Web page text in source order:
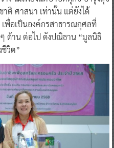
าติ ศาสนา เท่านั้น แต่ยังได้
อเป็นองค์กรสาธารณกุศลที่
ด้าน ต่อไป ดังปณิธาน “มูลนิธิ
วิต”